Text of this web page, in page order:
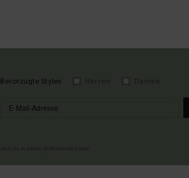
Bevorzugte Styles